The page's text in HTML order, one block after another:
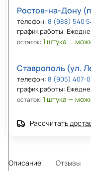
Ростов-на-Дону
телефон: 8 (988) 540
график работы:
остаток:1 штука —
Ставрополь (ул.
телефон: 8 (905) 407-
график работы:
остаток:1 штука —
Рассчитать
Описание Отзывы